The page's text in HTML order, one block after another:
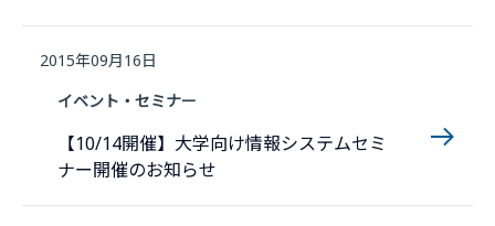
2015年09月16日
イベント・セミナー
【10/14開催】大学向け情報システムセミ
ナー開催のお知らせ